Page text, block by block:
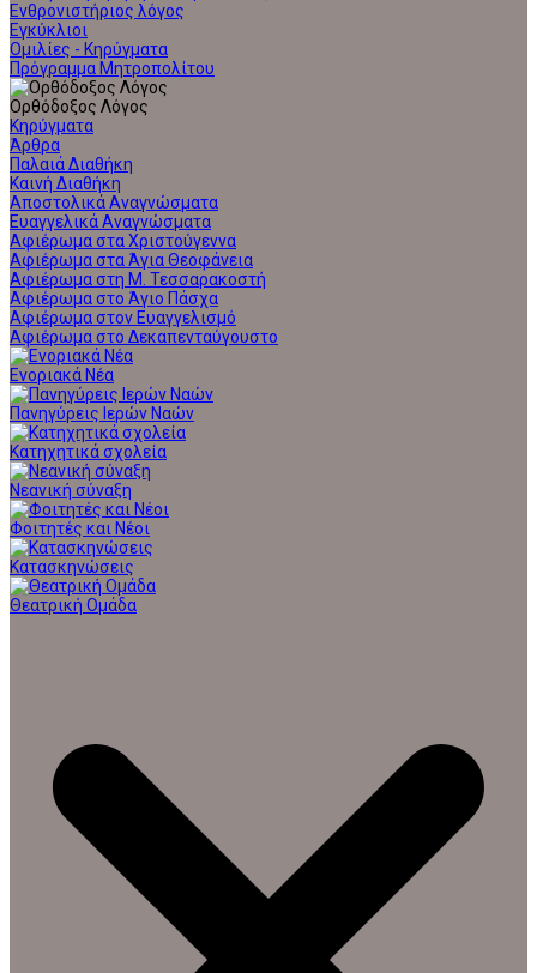
Ενθρονιστήριος λόγος
Εγκύκλιοι
Ομιλίες - Κηρύγματα
Πρόγραμμα Μητροπολίτου
Ορθόδοξος Λόγος
Κηρύγματα
Άρθρα
Παλαιά Διαθήκη
Καινή Διαθήκη
Αποστολικά Αναγνώσματα
Ευαγγελικά Αναγνώσματα
Αφιέρωμα στα Χριστούγεννα
Αφιέρωμα στα Άγια Θεοφάνεια
Αφιέρωμα στη Μ. Τεσσαρακοστή
Αφιέρωμα στο Άγιο Πάσχα
Αφιέρωμα στον Ευαγγελισμό
Αφιέρωμα στο Δεκαπενταύγουστο
Ενοριακά Νέα
Πανηγύρεις Ιερών Ναών
Κατηχητικά σχολεία
Νεανική σύναξη
Φοιτητές και Νέοι
Κατασκηνώσεις
Θεατρική Ομάδα